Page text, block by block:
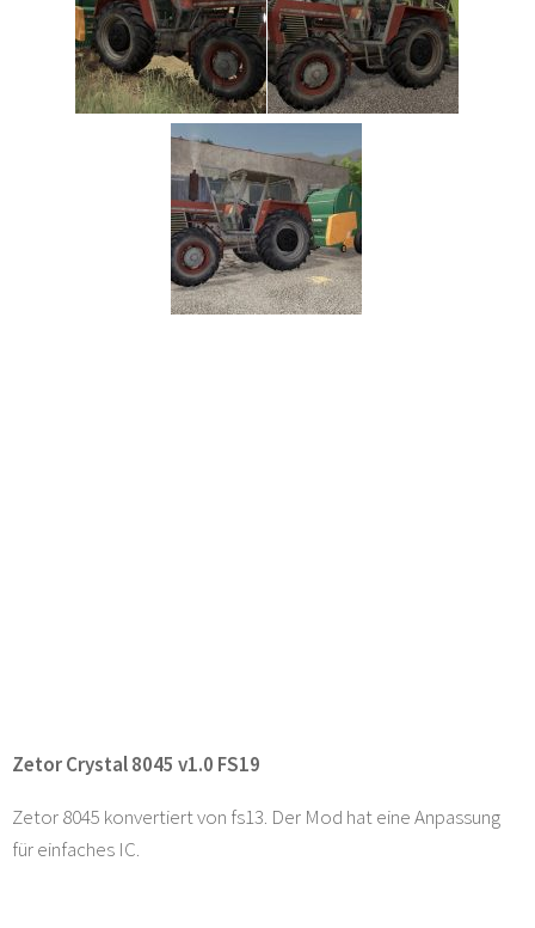
Zetor Crystal 8045 v1.0 FS19
Zetor 8045 konvertiert von fs13. Der Mod hat eine Anpassung
für einfaches IC.